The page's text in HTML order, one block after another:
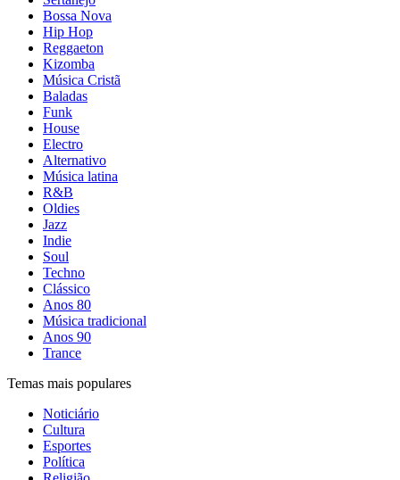
Bossa Nova
Hip Hop
Reggaeton
Kizomba
Música Cristã
Baladas
Funk
House
Electro
Alternativo
Música latina
R&B
Oldies
Jazz
Indie
Soul
Techno
Clássico
Anos 80
Música tradicional
Anos 90
Trance
Temas mais populares
Noticiário
Cultura
Esportes
Política